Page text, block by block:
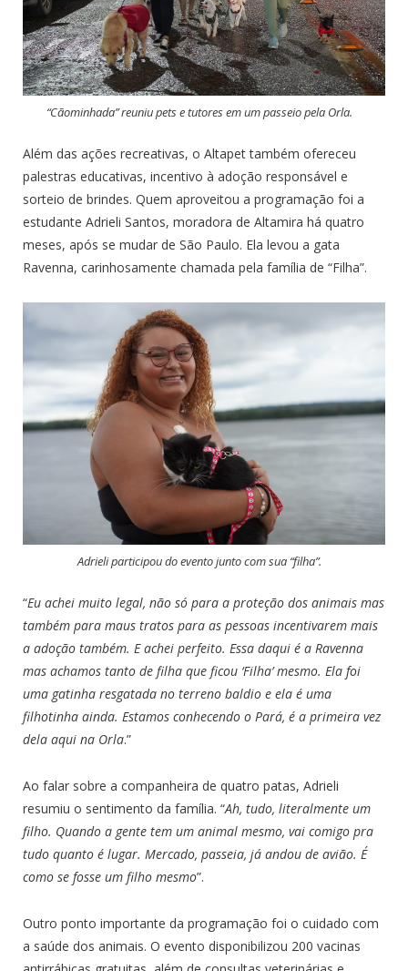
“Cãominhada” reuniu pets e tutores em um passeio pela Orla.
Além das ações recreativas, o Altapet também ofereceu
palestras educativas, incentivo à adoção responsável e
sorteio de brindes. Quem aproveitou a programação foi a
estudante Adrieli Santos, moradora de Altamira há quatro
meses, após se mudar de São Paulo. Ela levou a gata
Ravenna, carinhosamente chamada pela família de “Filha”.
Adrieli participou do evento junto com sua “filha”.
“Eu achei muito legal, não só para a proteção dos animais mas
também para maus tratos para as pessoas incentivarem mais
a adoção também. E achei perfeito. Essa daqui é a Ravenna
mas achamos tanto de filha que ficou ‘Filha’ mesmo. Ela foi
uma gatinha resgatada no terreno baldio e ela é uma
filhotinha ainda. Estamos conhecendo o Pará, é a primeira vez
dela aqui na Orla.”
Ao falar sobre a companheira de quatro patas, Adrieli
resumiu o sentimento da família. “Ah, tudo, literalmente um
filho. Quando a gente tem um animal mesmo, vai comigo pra
tudo quanto é lugar. Mercado, passeia, já andou de avião. É
como se fosse um filho mesmo”.
Outro ponto importante da programação foi o cuidado com
a saúde dos animais. O evento disponibilizou 200 vacinas